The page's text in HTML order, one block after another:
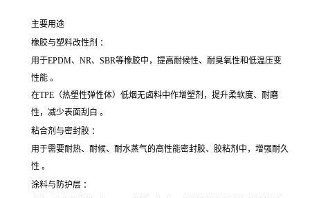
主要用途
橡胶与塑料改性剂 ：
用于EPDM、NR、SBR等橡胶中，提高耐候性、耐臭氧性和低温压变
性能 。
在TPE（热塑性弹性体）低烟无卤料中作增塑剂，提升柔软度、耐磨
性，减少表面刮白 。
粘合剂与密封胶 ：
用于需要耐热、耐候、耐水蒸气的高性能密封胶、胶粘剂中，增强耐久
性 。
涂料与防护层 ：